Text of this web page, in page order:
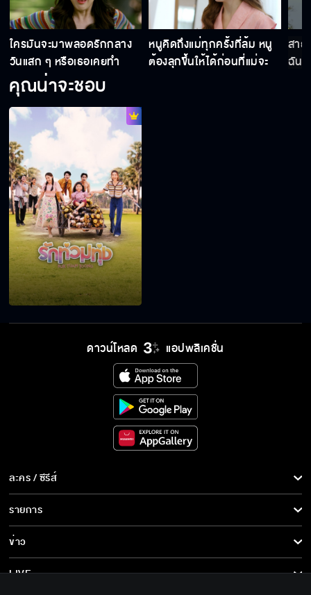
ใครมันจะมาพลอดรักกลาง
วันแสก ๆ หรือเธอเคยทำ
หนูคิดถึงแม่ทุกครั้งที่ล้ม หนู
ต้องลุกขึ้นให้ได้ก่อนที่แม่จะ
สาย
ฉัน
คุณน่าจะชอบ
ดาวน์โหลด แอปพลิเคชั่น
ละคร / ซีรีส์
ละคร/ซีรีส์
ซีรีส์นานาชาติ
การ์ตูน & เกม
รายการ
รายการทั้งหมด
ข่าว
ข่าวทั้งหมด
LIVE